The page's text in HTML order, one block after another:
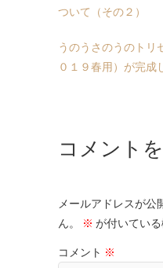
ついて（その２）
うのうさのうのトリ
０１９春用）が完成
コメント
メールアドレスが公
ん。
※ が付いてい
コメント ※